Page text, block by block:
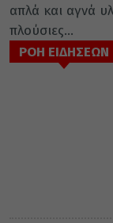
απλά και αγνά
πλούσιες...
ΡΟΗ ΕΙΔΗΣΕΩΝ